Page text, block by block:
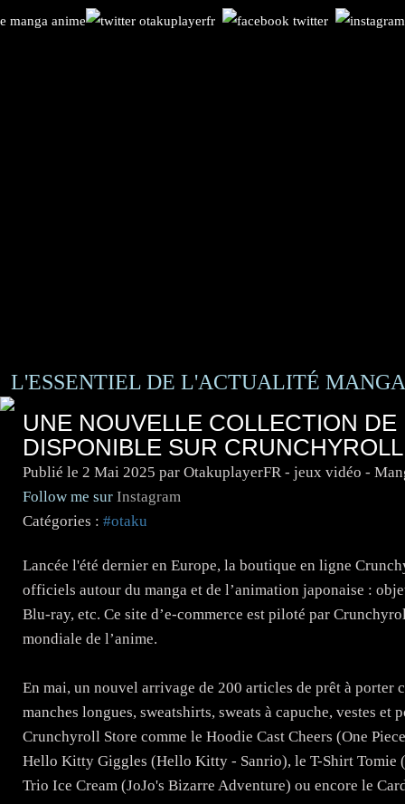
L'ESSENTIEL DE L'ACTUALITÉ
UNE NOUVELLE COLLECTION DE
DISPONIBLE SUR
Publié le 2 Mai 2025 par OtakuplayerFR - jeux vidéo -
Follow me sur Instagram
Catégories : #otaku
Lancée l'été dernier en Europe, la boutique en ligne
officiels autour du manga et de l’animation japonaise :
Blu-ray, etc. Ce site d’e-commerce est piloté par
mondiale de l’anime.
En mai, un nouvel arrivage de 200 articles de prêt à porter
manches longues, sweatshirts, sweats à capuche, vestes
Crunchyroll Store comme le Hoodie Cast Cheers (One
Hello Kitty Giggles (Hello Kitty - Sanrio), le T-Shirt Tomie
Trio Ice Cream (JoJo's Bizarre Adventure) ou encore le